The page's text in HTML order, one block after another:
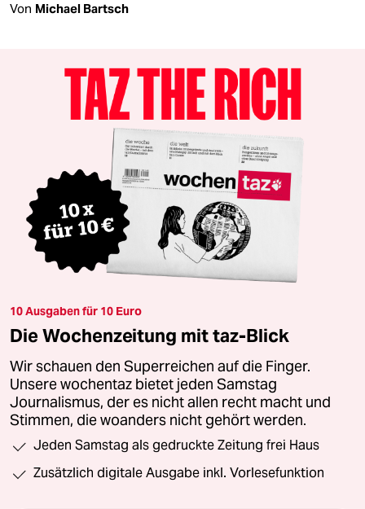
Von Michael Bartsch
10 Ausgaben für 10 Euro
Die Wochenzeitung mit taz-Blick
Wir schauen den Superreichen auf die Finger.
Unsere wochentaz bietet jeden Samstag
Journalismus, der es nicht allen recht macht und
Stimmen, die woanders nicht gehört werden.
Jeden Samstag als gedruckte Zeitung frei Haus
Zusätzlich digitale Ausgabe inkl. Vorlesefunktion